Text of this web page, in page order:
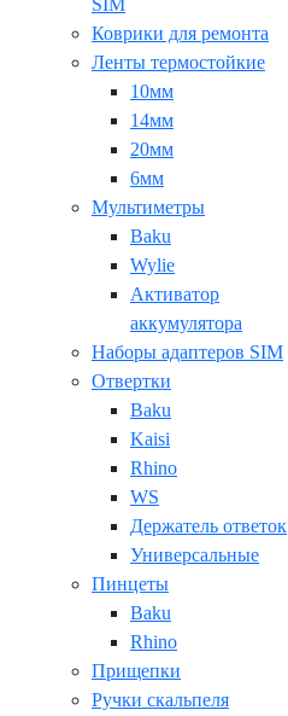
SIM
Коврики для ремонта
Ленты термостойкие
10мм
14мм
20мм
6мм
Мультиметры
Baku
Wylie
Активатор
аккумулятора
Наборы адаптеров SIM
Отвертки
Baku
Kaisi
Rhino
WS
Держатель ответок
Универсальные
Пинцеты
Baku
Rhino
Прищепки
Ручки скальпеля